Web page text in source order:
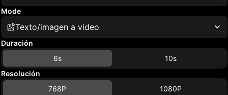
Mode
Texto/imagen a video
Duración
6s
10s
Resolución
768P
1080P